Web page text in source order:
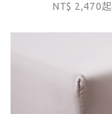
NT$ 2,470起